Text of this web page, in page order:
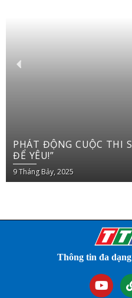
PHÁT ĐỘNG CUỘC THI SÁNG TẠO VIDEO
ĐỂ YÊU!”
9 Tháng Bảy, 2025
Thông tin đa